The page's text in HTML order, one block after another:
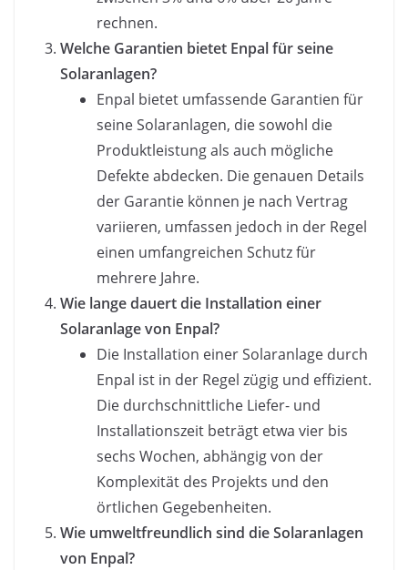
rechnen.
Welche Garantien bietet Enpal für seine
Solaranlagen?
Enpal bietet umfassende Garantien für
seine Solaranlagen, die sowohl die
Produktleistung als auch mögliche
Defekte abdecken. Die genauen Details
der Garantie können je nach Vertrag
variieren, umfassen jedoch in der Regel
einen umfangreichen Schutz für
mehrere Jahre.
Wie lange dauert die Installation einer
Solaranlage von Enpal?
Die Installation einer Solaranlage durch
Enpal ist in der Regel zügig und effizient.
Die durchschnittliche Liefer- und
Installationszeit beträgt etwa vier bis
sechs Wochen, abhängig von der
Komplexität des Projekts und den
örtlichen Gegebenheiten.
Wie umweltfreundlich sind die Solaranlagen
von Enpal?